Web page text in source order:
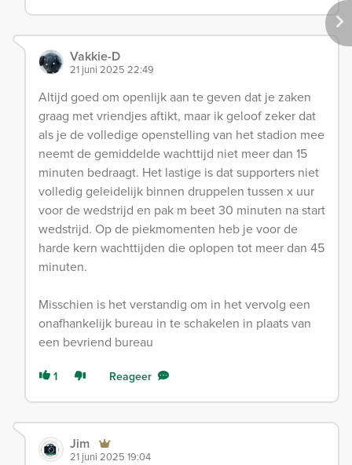
Vakkie-D
21 juni 2025 22:49
Altijd goed om openlijk aan te geven dat je zaken
graag met vriendjes aftikt, maar ik geloof zeker dat
als je de volledige openstelling van het stadion mee
neemt de gemiddelde wachttijd niet meer dan 15
minuten bedraagt. Het lastige is dat supporters niet
volledig geleidelijk binnen druppelen tussen x uur
voor de wedstrijd en pak m beet 30 minuten na start
wedstrijd. Op de piekmomenten heb je voor de
harde kern wachttijden die oplopen tot meer dan 45
minuten.
Misschien is het verstandig om in het vervolg een
onafhankelijk bureau in te schakelen in plaats van
een bevriend bureau
1 Reageer
Jim
21 juni 2025 19:04